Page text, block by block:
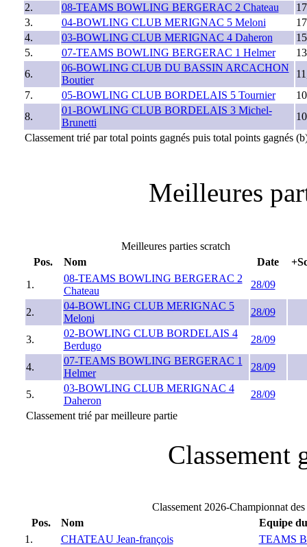
2.
08-TEAMS BOWLING BERGERAC 2 Chateau
3.
04-BOWLING CLUB MERIGNAC 5 Meloni
4.
03-BOWLING CLUB MERIGNAC 4 Daheron
5.
07-TEAMS BOWLING BERGERAC 1 Helmer
6.
06-BOWLING CLUB DU BASSIN ARCACHON
Boutier
7.
05-BOWLING CLUB BORDELAIS 5 Tournier
8.
01-BOWLING CLUB BORDELAIS 3 Michel-
Brunetti
Classement trié par total points gagnés puis total points gagnés
Meilleures
Meilleures parties scratch
Pos.
Nom Date
1.
08-TEAMS BOWLING BERGERAC 2
Chateau
28/09
2.
04-BOWLING CLUB MERIGNAC 5
Meloni
28/09
3.
02-BOWLING CLUB BORDELAIS 4
Berdugo
28/09
4.
07-TEAMS BOWLING BERGERAC 1
Helmer
28/09
5.
03-BOWLING CLUB MERIGNAC 4
Daheron
28/09
Classement trié par meilleure partie
Classement
Classement 2026-Championnat
Pos.
Nom
Equipe
1.
CHATEAU Jean-françois
TEAMS